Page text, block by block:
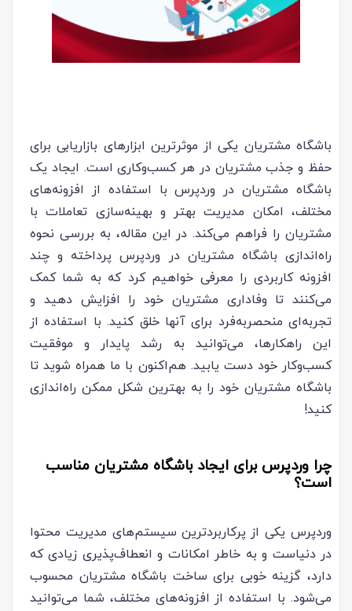
باشگاه مشتریان یکی از موثرترین ابزارهای بازاریابی برای
حفظ و جذب مشتریان در هر کسب‌وکاری است. ایجاد یک
باشگاه مشتریان در وردپرس با استفاده از افزونه‌های
مختلف، امکان مدیریت بهتر و بهینه‌سازی تعاملات با
مشتریان را فراهم می‌کند. در این مقاله، به بررسی نحوه
راه‌اندازی باشگاه مشتریان در وردپرس پرداخته و چند
افزونه کاربردی را معرفی خواهیم کرد که به شما کمک
می‌کنند تا وفاداری مشتریان خود را افزایش دهید و
تجربه‌ای منحصربه‌فرد برای آنها خلق کنید. با استفاده از
این راهکارها، می‌توانید به رشد پایدار و موفقیت
کسب‌وکار خود دست یابید. هم‌اکنون با ما همراه شوید تا
باشگاه مشتریان خود را به بهترین شکل ممکن راه‌اندازی
کنید!
چرا وردپرس برای ایجاد باشگاه مشتریان مناسب
است؟
وردپرس یکی از پرکاربردترین سیستم‌های مدیریت محتوا
در دنیاست و به خاطر امکانات و انعطاف‌پذیری زیادی که
دارد، گزینه خوبی برای ساخت باشگاه مشتریان محسوب
می‌شود. با استفاده از افزونه‌های مختلف، شما می‌توانید